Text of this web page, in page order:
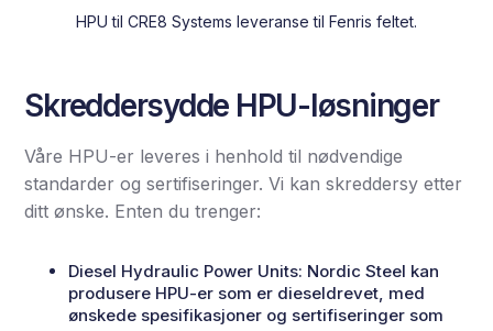
HPU til CRE8 Systems leveranse til Fenris feltet.
Skreddersydde HPU-løsninger
Våre HPU-er leveres i henhold til nødvendige
standarder og sertifiseringer. Vi kan skreddersy etter
ditt ønske. Enten du trenger:
Diesel Hydraulic Power Units: Nordic Steel kan
produsere HPU-er som er dieseldrevet, med
ønskede spesifikasjoner og sertifiseringer som